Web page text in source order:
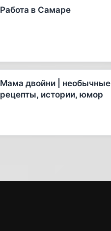
Работа в Самаре
Мама двойни | необычные
рецепты, истории, юмор